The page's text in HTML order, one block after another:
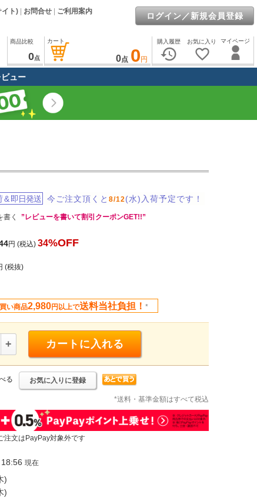
イト) お問合せ ご利用案内 ログイン／新規会員登録
マイページ
お気に入り
favorite_border
購入履歴
history
カート
0点 0 円
商品比較
0点
ュー
& 即日発送 今ご注文頂くと 8/12(水)入荷予定です！
書く ”レビューを書いて割引クーポンGET!!”
円 (税込) 34%OFF
(税抜)
い商品2,980円以上で送料当社負担！ *
+ カートに入れる
る お気に入りに登録
*送料・基準金額はすべて税込
文はPayPay対象外です
18:56 現在
)
)